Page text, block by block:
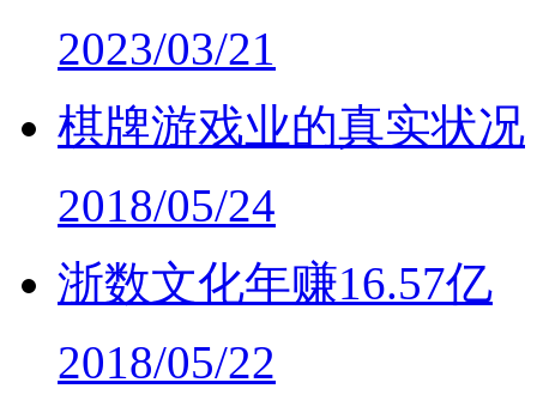
2023/03/21
棋牌游戏业的真实状况
2018/05/24
浙数文化年赚16.57亿
2018/05/22